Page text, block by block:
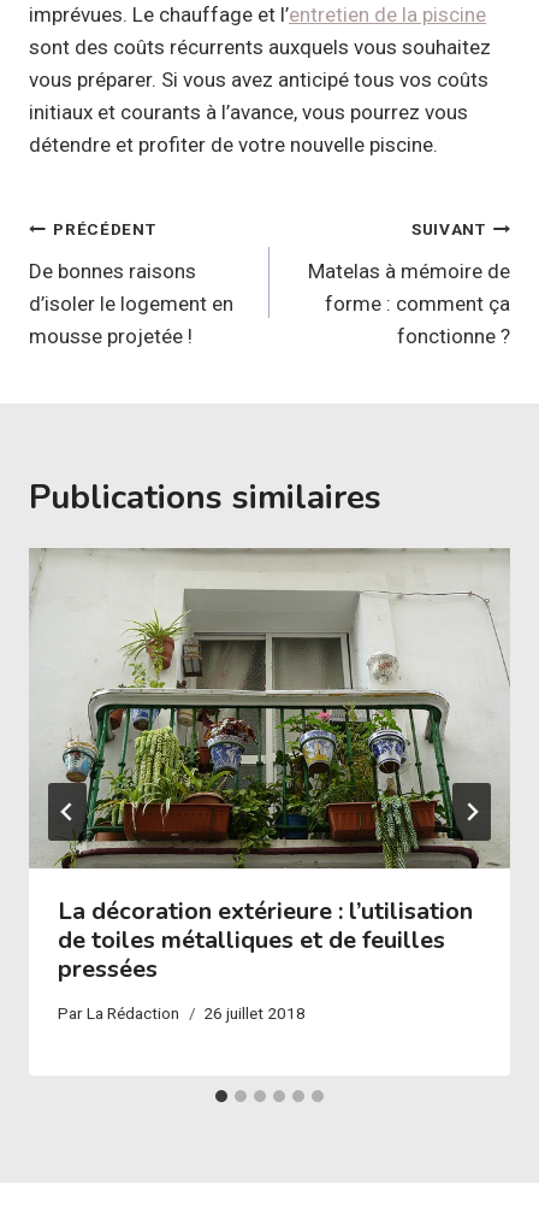
imprévues. Le chauffage et l’entretien de la piscine
sont des coûts récurrents auxquels vous souhaitez
vous préparer. Si vous avez anticipé tous vos coûts
initiaux et courants à l’avance, vous pourrez vous
détendre et profiter de votre nouvelle piscine.
Navigation
de
l’article
PRÉCÉDENT
De bonnes raisons
d’isoler le logement en
mousse projetée !
SUIVANT
Matelas à mémoire de
forme : comment ça
fonctionne ?
Publications similaires
La décoration extérieure : l’utilisation
de toiles métalliques et de feuilles
pressées
ParLa Rédaction 26 juillet 2018